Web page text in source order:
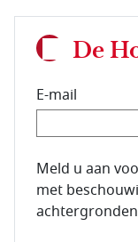
De
E-mail
E-mailadres
Meld u aan
met